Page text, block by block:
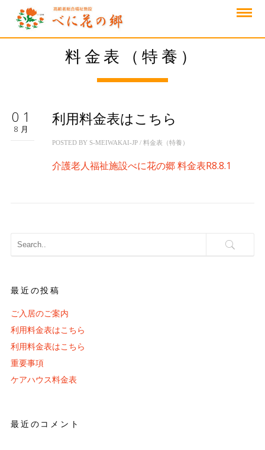
料金表（特養）
01
8月
利用料金表はこちら
POSTED BY S-MEIWAKAI-JP/ 料金表（特養）
介護老人福祉施設べに花の郷 料金表R8.8.1
最近の投稿
ご入居のご案内
利用料金表はこちら
利用料金表はこちら
重要事項
ケアハウス料金表
最近のコメント